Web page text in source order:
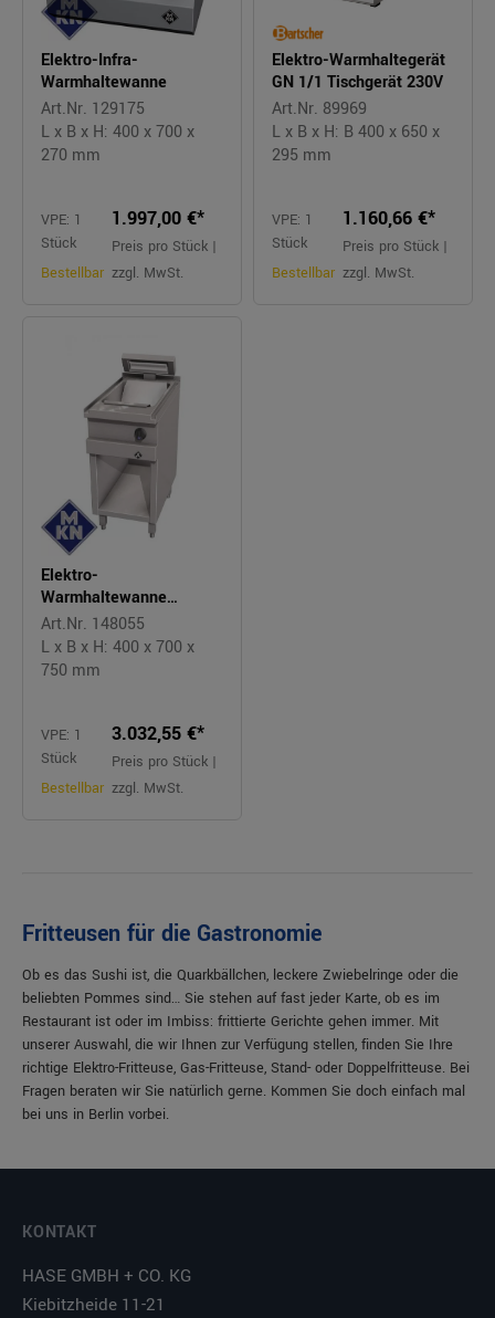
Elektro-Infra-
Warmhaltewanne
Art.Nr. 129175
L x B x H: 400 x 700 x
270 mm
VPE: 1
Stück
Bestellbar
1.997,00 €*
Preis pro Stück |
zzgl. MwSt.
Elektro-Warmhaltegerät
GN 1/1 Tischgerät 230V
Art.Nr. 89969
L x B x H: B 400 x 650 x
295 mm
VPE: 1
Stück
Bestellbar
1.160,66 €*
Preis pro Stück |
zzgl. MwSt.
Elektro-
Warmhaltewanne
OPTIMA 700
Art.Nr. 148055
L x B x H: 400 x 700 x
750 mm
VPE: 1
Stück
Bestellbar
3.032,55 €*
Preis pro Stück |
zzgl. MwSt.
Fritteusen für die Gastronomie
Ob es das Sushi ist, die Quarkbällchen, leckere Zwiebelringe oder die
beliebten Pommes sind… Sie stehen auf fast jeder Karte, ob es im
Restaurant ist oder im Imbiss: frittierte Gerichte gehen immer. Mit
unserer Auswahl, die wir Ihnen zur Verfügung stellen, finden Sie Ihre
richtige Elektro-Fritteuse, Gas-Fritteuse, Stand- oder Doppelfritteuse. Bei
Fragen beraten wir Sie natürlich gerne. Kommen Sie doch einfach mal
bei uns in Berlin vorbei.
KONTAKT
HASE GMBH + CO. KG
Kiebitzheide 11-21